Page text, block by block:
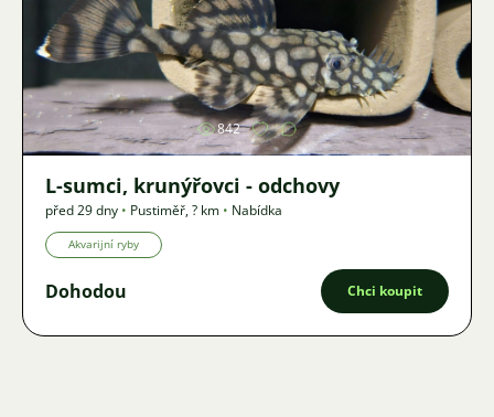
Obrázek
842
L-sumci, krunýřovci - odchovy
před 29 dny • Pustiměř,? km • Nabídka
Akvarijní ryby
Dohodou Chci koupit